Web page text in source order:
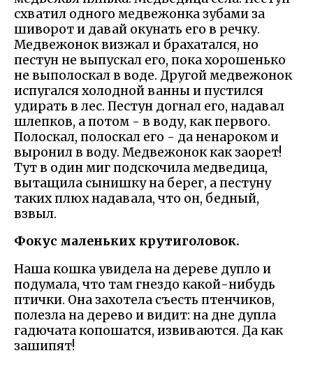
схватил одного медвежонка зубами за
шиворот и давай окунать его в речку.
Медвежонок визжал и брахатался, но
пестун не выпускал его, пока хорошенько
не выполоскал в воде. Другой медвежонок
испугался холодной ванны и пустился
удирать в лес. Пестун догнал его, надавал
шлепков, а потом - в воду, как первого.
Полоскал, полоскал его - да ненароком и
выронил в воду. Медвежонок как заорет!
Тут в один миг подскочила медведица,
вытащила сынишку на берег, а пестуну
таких плюх надавала, что он, бедный,
взвыл.
Фокус маленьких крутиголовок.
Наша кошка увидела на дереве дупло и
подумала, что там гнездо какой-нибудь
птички. Она захотела съесть птенчиков,
полезла на дерево и видит: на дне дупла
гадючата копошатся, извиваются. Да как
зашипят!